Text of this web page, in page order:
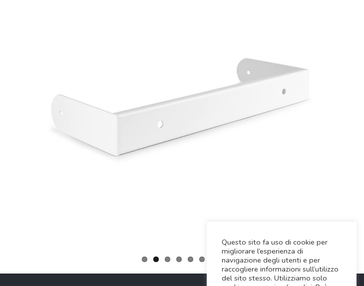
Questo sito fa uso di cookie per
migliorare l’esperienza di
navigazione degli utenti e per
raccogliere informazioni sull’utilizzo
del sito stesso. Utilizziamo solo